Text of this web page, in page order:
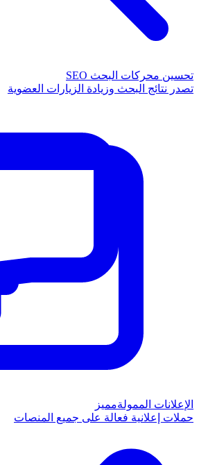
تحسين محركات البحث SEO
تصدر نتائج البحث وزيادة الزيارات العضوية
الإعلانات الممولةمميز
حملات إعلانية فعالة على جميع المنصات